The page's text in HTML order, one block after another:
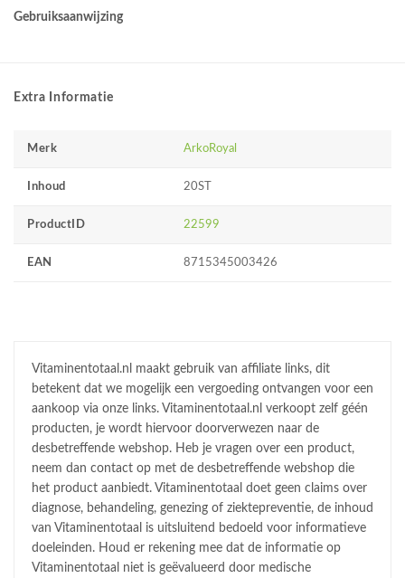
Gebruiksaanwijzing
Extra Informatie
Merk ArkoRoyal
Inhoud 20ST
ProductID 22599
EAN 8715345003426
Vitaminentotaal.nl maakt gebruik van affiliate links, dit
betekent dat we mogelijk een vergoeding ontvangen voor een
aankoop via onze links. Vitaminentotaal.nl verkoopt zelf géén
producten, je wordt hiervoor doorverwezen naar de
desbetreffende webshop. Heb je vragen over een product,
neem dan contact op met de desbetreffende webshop die
het product aanbiedt. Vitaminentotaal doet geen claims over
diagnose, behandeling, genezing of ziektepreventie, de inhoud
van Vitaminentotaal is uitsluitend bedoeld voor informatieve
doeleinden. Houd er rekening mee dat de informatie op
Vitaminentotaal niet is geëvalueerd door medische